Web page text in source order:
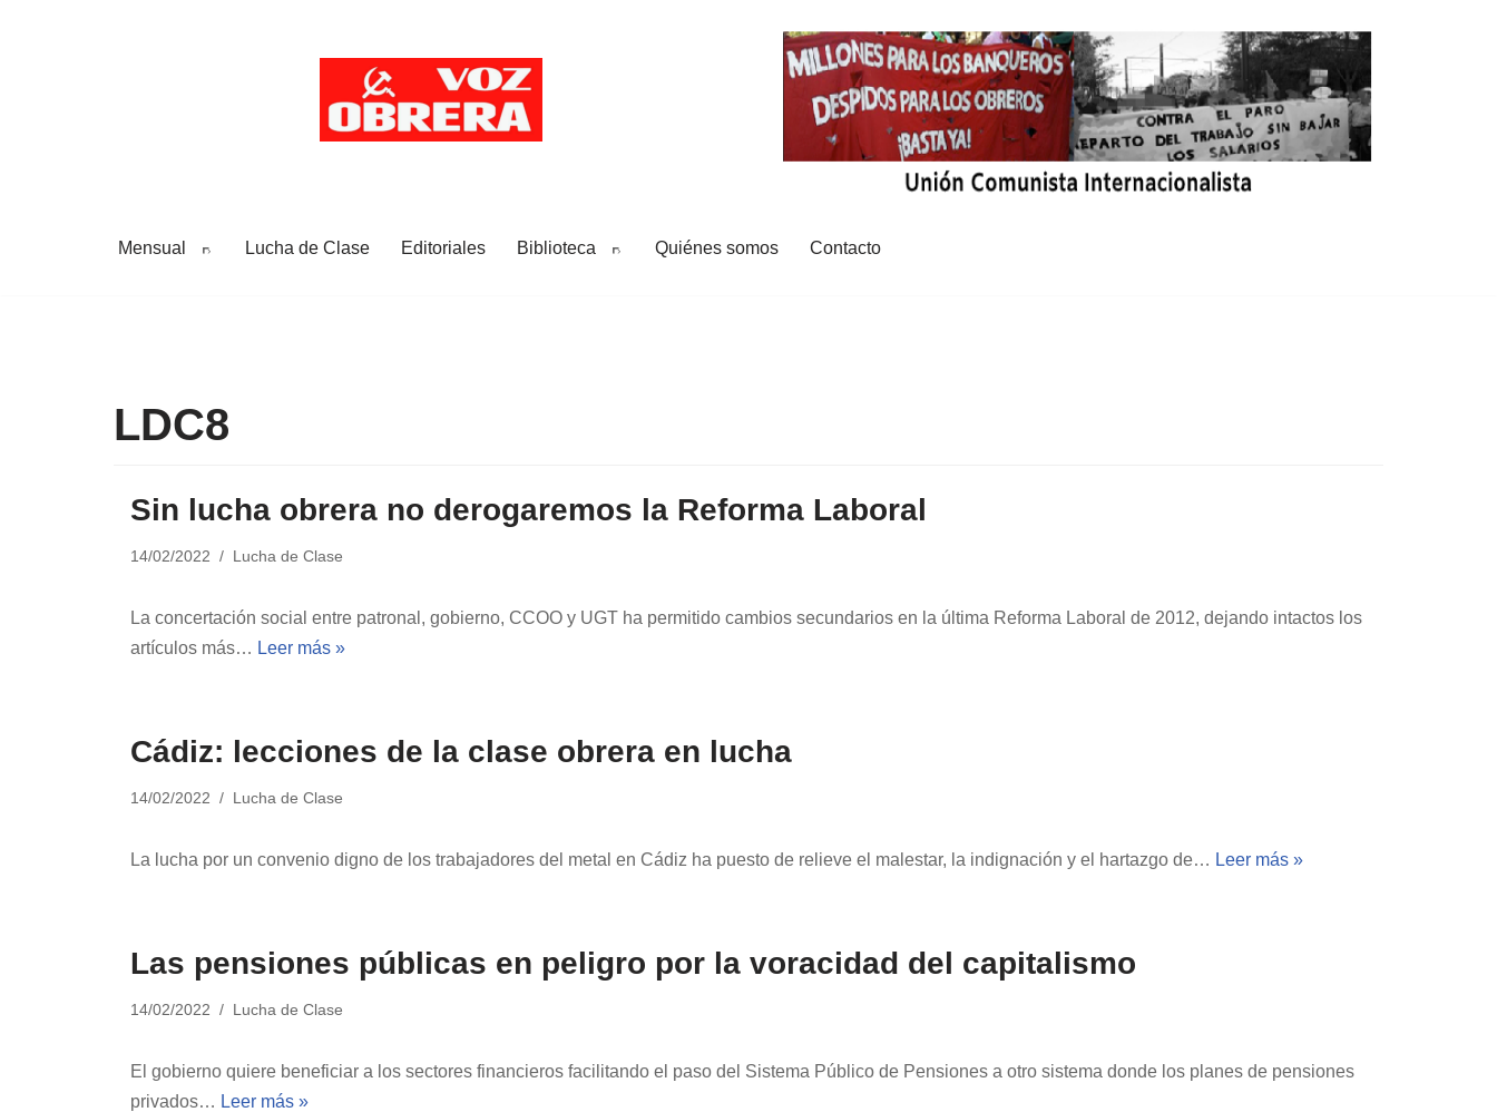
Mensual Lucha de Clase Editoriales Biblioteca Quiénes somos Contacto
LDC8
Sin lucha obrera no derogaremos la Reforma Laboral
14/02/2022 Lucha de Clase
La concertación social entre patronal, gobierno, CCOO y UGT ha permitido cambios secundarios en la última Reforma Laboral de 2012, dejando intactos los
artículos más… Leer más »
Cádiz: lecciones de la clase obrera en lucha
14/02/2022 Lucha de Clase
La lucha por un convenio digno de los trabajadores del metal en Cádiz ha puesto de relieve el malestar, la indignación y el hartazgo de… Leer más »
Las pensiones públicas en peligro por la voracidad del capitalismo
14/02/2022 Lucha de Clase
El gobierno quiere beneficiar a los sectores financieros facilitando el paso del Sistema Público de Pensiones a otro sistema donde los planes de pensiones
privados… Leer más »